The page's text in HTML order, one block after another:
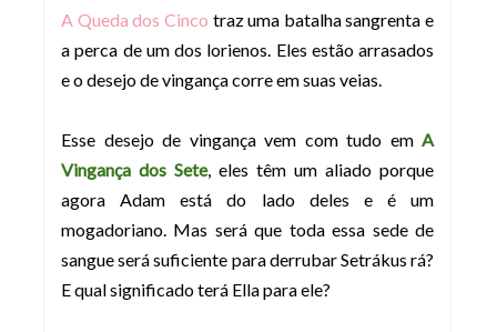
A Queda dos Cinco traz uma batalha sangrenta e
a perca de um dos lorienos. Eles estão arrasados
e o desejo de vingança corre em suas veias.
Esse desejo de vingança vem com tudo em A
Vingança dos Sete, eles têm um aliado porque
agora Adam está do lado deles e é um
mogadoriano. Mas será que toda essa sede de
sangue será suficiente para derrubar Setrákus rá?
E qual significado terá Ella para ele?